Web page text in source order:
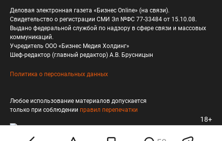
Деловая электронная газета «Бизнес Online» (на связи).
Свидетельство о регистрации СМИ Эл №ФС 77-33484 от 15.10.08.
Выдано федеральной службой по надзору в сфере связи и массовых
коммуникаций.
Учредитель ООО «Бизнес Медия Холдинг»
Шеф-редактор (главный редактор) А.В. Брусницын
Политика о персональных данных
Любое использование материалов допускается
только при соблюдении правил перепечатки
18+